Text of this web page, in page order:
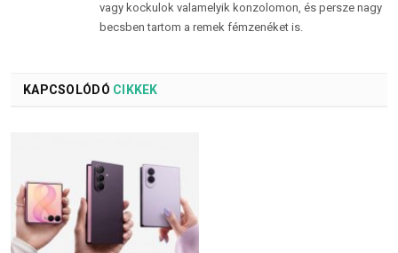
vagy kockulok valamelyik konzolomon, és persze nagy
becsben tartom a remek fémzenéket is.
KAPCSOLÓDÓ CIKKEK